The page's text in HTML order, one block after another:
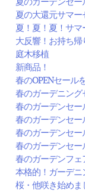
夏の大還元サマ
夏！夏！夏！サマ
大反響！お持ち
庭木移植
新商品！
春のOPENセール
春のガーデニン
春のガーデンセー
春のガーデンセー
春のガーデンセ
春のガーデンセー
春のガーデンフ
本格的！ガーデニ
桜・他咲き始めま